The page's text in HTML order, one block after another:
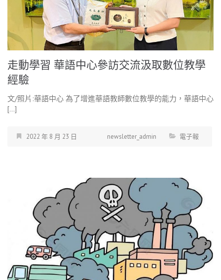
走動學習 華語中心參訪交流汲取數位教學
經驗
文/照片:華語中心 為了增進華語教師數位教學的能力，華語中心
[…]
2022 年 8 月 23 日 newsletter_admin 電子報